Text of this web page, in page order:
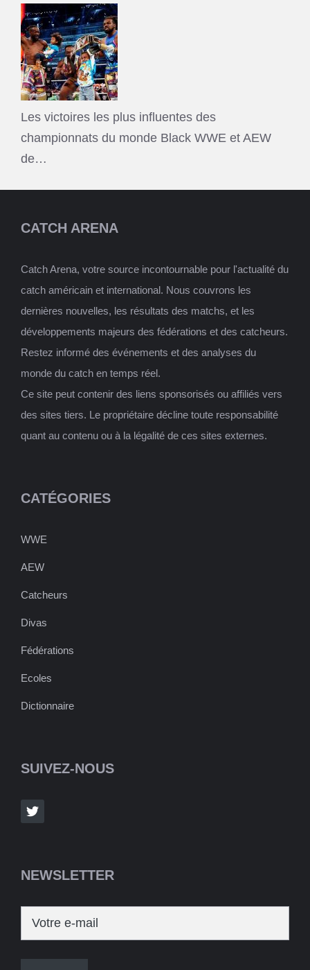
Les victoires les plus influentes des
championnats du monde Black WWE et AEW
de…
CATCH ARENA
Catch Arena, votre source incontournable pour l'actualité du
catch américain et international. Nous couvrons les
dernières nouvelles, les résultats des matchs, et les
développements majeurs des fédérations et des catcheurs.
Restez informé des événements et des analyses du
monde du catch en temps réel.
Ce site peut contenir des liens sponsorisés ou affiliés vers
des sites tiers. Le propriétaire décline toute responsabilité
quant au contenu ou à la légalité de ces sites externes.
CATÉGORIES
WWE
AEW
Catcheurs
Divas
Fédérations
Ecoles
Dictionnaire
SUIVEZ-NOUS
NEWSLETTER